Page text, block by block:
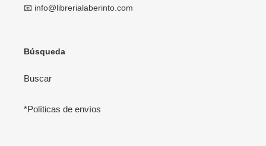
📧 info@librerialaberinto.com
Búsqueda
Buscar
*Políticas de envíos